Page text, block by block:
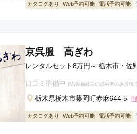
カタログあり Web予約可能 電話予約可能
京呉服 高ぎわ
レンタルセット8万円～ 栃木市・佐
口コミ準備中 (My振袖経由の成約者のみ投稿
栃木県栃木市藤岡町赤麻644-5 [
カタログあり Web予約可能 電話予約可能